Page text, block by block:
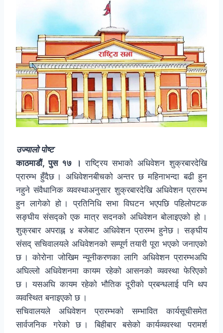
उज्यालो पोष्ट
काठमाडौं, पुस १७ । राष्ट्रिय सभाको अधिवेशन शुक्रबारदेखि
प्रारम्भ हुँदैछ । अधिवेशनबीचको अन्तर छ महिनाभन्दा बढी हुन
नहुने संवैधानिक व्यवस्थाअनुसार शुक्रबारदेखि अधिवेशन प्रारम्भ
हुन लागेको हो । प्रतिनिधि सभा विघटन भएपछि पहिलोपटक
सङ्घीय संसद्को एक मात्र सदनको अधिवेशन बोलाइएको हो ।
शुक्रबार अपराह्न ४ बजेबाट अधिवेशन प्रारम्भ हुनेछ । सङ्घीय
संसद् सचिवालयले अधिवेशनको सम्पूर्ण तयारी पूरा भएको जनाएको
छ । कोरोना जोखिम न्यूनीकरणका लागि अधिवेशन प्रारम्भअघि
अघिल्लो अधिवेशनमा कायम रहेको आसनको व्यवस्था फेरिएको
छ । यसअघि कायम रहेको भौतिक दूरीको प्रबन्धलाई पनि थप
व्यवस्थित बनाइएको छ ।
सचिवालयले अधिवेशन प्रारम्भको सम्भावित कार्यसूचीसमेत
सार्वजनिक गरेको छ । बिहीबार बसेको कार्यव्यवस्था परामर्श